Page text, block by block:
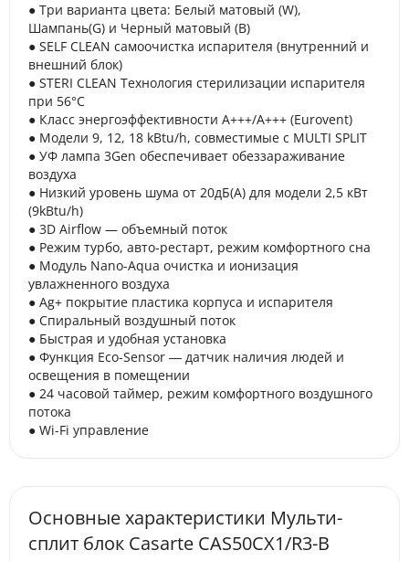
● Три варианта цвета: Белый матовый (W),
Шампань(G) и Черный матовый (B)
● SELF CLEAN самоочистка испарителя (внутренний и
внешний блок)
● STERI CLEAN Технология стерилизации испарителя
при 56°С
● Класс энергоэффективности А+++/A+++ (Eurovent)
● Модели 9, 12, 18 kBtu/h, совместимые с MULTI SPLIT
● УФ лампа 3Gen обеспечивает обеззараживание
воздуха
● Низкий уровень шума от 20дБ(А) для модели 2,5 кВт
(9kBtu/h)
● 3D Airflow — объемный поток
● Режим турбо, авто-рестарт, режим комфортного сна
● Модуль Nano-Aqua очистка и ионизация
увлажненного воздуха
● Ag+ покрытие пластика корпуса и испарителя
● Спиральный воздушный поток
● Быстрая и удобная установка
● Функция Eco-Sensor ― датчик наличия людей и
освещения в помещении
● 24 часовой таймер, режим комфортного воздушного
потока
● Wi-Fi управление
Основные характеристики Мульти-
сплит блок Casarte CAS50CX1/R3-B